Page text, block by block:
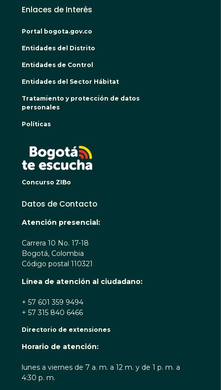
Enlaces de Interés
Portal bogota.gov.co
Entidades del Distrito
Entidades de Control
Entidades del Sector Hábitat
Tratamiento y protección de datos
personales
Políticas
Concurso ZIBo
Datos de Contacto
Atención presencial:
Carrera 10 No. 17-18
Bogotá, Colombia
Código postal 110321
Línea de atención al ciudadano:
+ 57 601 359 9494
+ 57 315 840 6466
Directorio de extensiones
Horario de atención:
lunes a viernes de 7 a. m. a 12 m. y de 1 p. m. a
4:30 p. m.